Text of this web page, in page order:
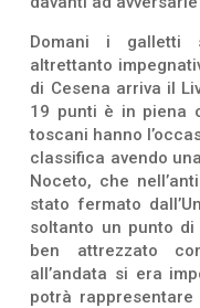
Domani i galletti
altrettanto
di Cesena arriva il
19 punti è in piena
toscani hanno
classifica avendo
Noceto, che
stato fermato
soltanto un punto
ben attrezzato
all’andata si era
potrà